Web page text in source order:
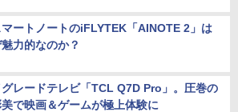
ートノートのiFLYTEK「AINOTE 2」は
力的なのか？
レードテレビ「TCL Q7D Pro」。圧巻の
で映画＆ゲームが極上体験に